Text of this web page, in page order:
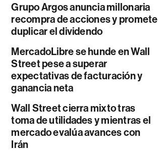
Grupo Argos anuncia millonaria
recompra de acciones y promete
duplicar el dividendo
MercadoLibre se hunde en Wall
Street pese a superar
expectativas de facturación y
ganancia neta
Wall Street cierra mixto tras
toma de utilidades y mientras el
mercado evalúa avances con
Irán